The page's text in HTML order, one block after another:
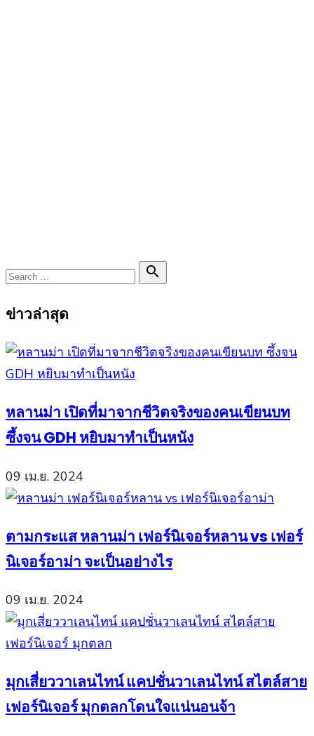
Search

Search
ข่าวล่าสุด
หลานม่า เปิดที่มาจากชีวิตจริงของคนเขียนบท
ซึ้งจน GDH หยิบมาทำเป็นหนัง
09 เม.ย. 2024
ตามกระแส หลานม่า เฟอร์นิเจอร์หลาน vs เฟอร์
นิเจอร์อาม่า จะเป็นอย่างไร
09 เม.ย. 2024
มุกเสี่ยววาเลนไทน์ แคปชั่นวาเลนไทน์ สไตล์สาย
เฟอร์นิเจอร์ มุกตลกโดนใจแน่นอนจ้า